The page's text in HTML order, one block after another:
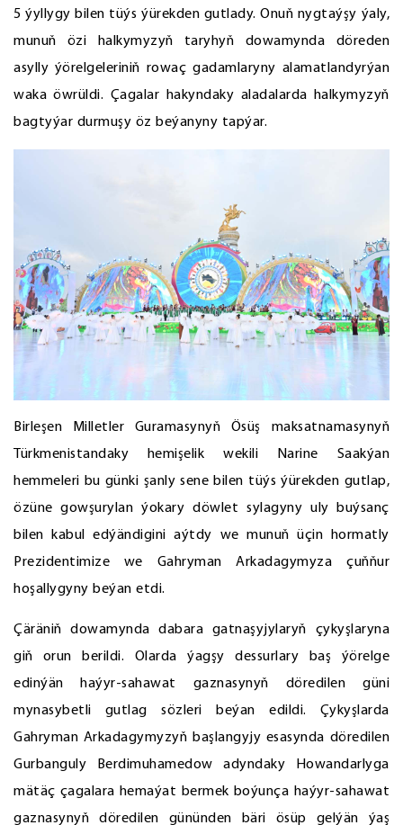
5 ýyllygy bilen tüýs ýürekden gutlady. Onuň nygtaýşy ýaly,
munuň özi halkymyzyň taryhyň dowamynda döreden
asylly ýörelgeleriniň rowaç gadamlaryny alamatlandyrýan
waka öwrüldi. Çagalar hakyndaky aladalarda halkymyzyň
bagtyýar durmuşy öz beýanyny tapýar.
Birleşen Milletler Guramasynyň Ösüş maksatnamasynyň
Türkmenistandaky hemişelik wekili Narine Saakýan
hemmeleri bu günki şanly sene bilen tüýs ýürekden gutlap,
özüne gowşurylan ýokary döwlet sylagyny uly buýsanç
bilen kabul edýändigini aýtdy we munuň üçin hormatly
Prezidentimize we Gahryman Arkadagymyza çuňňur
hoşallygyny beýan etdi.
Çäräniň dowamynda dabara gatnaşyjylaryň çykyşlaryna
giň orun berildi. Olarda ýagşy dessurlary baş ýörelge
edinýän haýyr-sahawat gaznasynyň döredilen güni
mynasybetli gutlag sözleri beýan edildi. Çykyşlarda
Gahryman Arkadagymyzyň başlangyjy esasynda döredilen
Gurbanguly Berdimuhamedow adyndaky Howandarlyga
mätäç çagalara hemaýat bermek boýunça haýyr-sahawat
gaznasynyň döredilen gününden bäri ösüp gelýän ýaş